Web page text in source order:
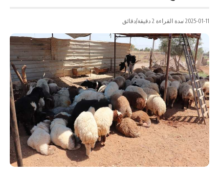
2025-01-11 مدة القراءة 2 دقيقة/دقائق